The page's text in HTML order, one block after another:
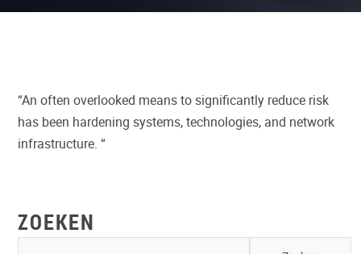
“An often overlooked means to significantly reduce risk
has been hardening systems, technologies, and network
infrastructure. “
ZOEKEN